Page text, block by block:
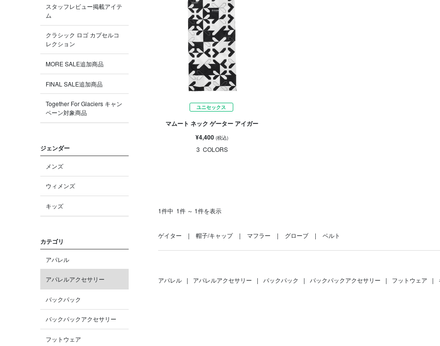
スタッフレビュー掲載アイテ
ム
クラシック ロゴ カプセルコ
レクション
MORE SALE追加商品
FINAL SALE追加商品
Together For Glaciers キャン
ペーン対象商品
ジェンダー
メンズ
ウィメンズ
キッズ
カテゴリ
アパレル
アパレルアクセサリー
バックパック
バックパックアクセサリー
フットウェア
ユニセックス
マムート ネック ゲーター アイガー
¥4,400(税込)
3 COLORS
1件中 1件 ～ 1件を表示
ゲイター 帽子/キャップ マフラー グローブ ベルト
アパレル | アパレルアクセサリー | バックパック | バックパックアクセサリー | フットウェア |